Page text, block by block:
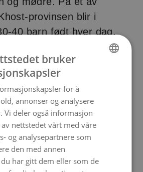
provinsen blir i
40 barn født hver dag.
ENGLISH
bruker
for å
annonser og analysere
Vi deler også informasjon
nettstedet vårt med våre
og analysepartnere som
den med annen
har gitt dem eller som de